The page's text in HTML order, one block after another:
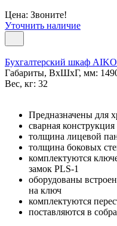
Цена: Звоните!
Уточнить наличие
Бухгалтерский шкаф
Габариты, ВxШxГ, мм:
Вес, кг: 32
Предназначены для
сварная конструкция
толщина лицевой
толщина боковых
комплектуются
замок PLS-1
оборудованы
на ключ
комплектуются
поставляются в